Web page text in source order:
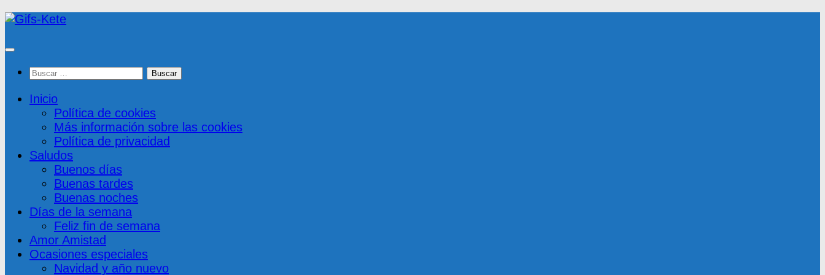
Saltar
contenido
Buscar:
Inicio
Política de cookies
Más información sobre las cookies
Política de privacidad
Saludos
Buenos días
Buenas tardes
Buenas noches
Días de la semana
Feliz fin de semana
Amor Amistad
Ocasiones especiales
Navidad y año nuevo